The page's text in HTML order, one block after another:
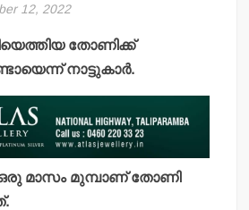
12, 2022
തോണിക്ക്
നാട്ടുകാര്‍.
ഒരു മാസം മുമ്പാണ് തോണി